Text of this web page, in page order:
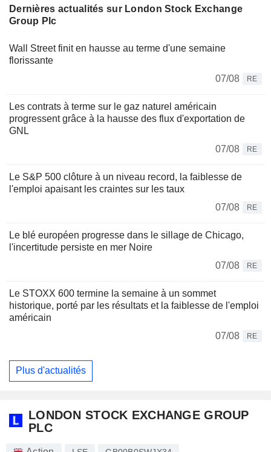
Dernières actualités sur London Stock Exchange
Group Plc
Wall Street finit en hausse au terme d'une semaine
florissante
07/08
RE
Les contrats à terme sur le gaz naturel américain
progressent grâce à la hausse des flux d'exportation de
GNL
07/08
RE
Le S&P 500 clôture à un niveau record, la faiblesse de
l'emploi apaisant les craintes sur les taux
07/08
RE
Le blé européen progresse dans le sillage de Chicago,
l'incertitude persiste en mer Noire
07/08
RE
Le STOXX 600 termine la semaine à un sommet
historique, porté par les résultats et la faiblesse de l'emploi
américain
07/08
RE
Plus d'actualités
LONDON STOCK EXCHANGE GROUP
PLC